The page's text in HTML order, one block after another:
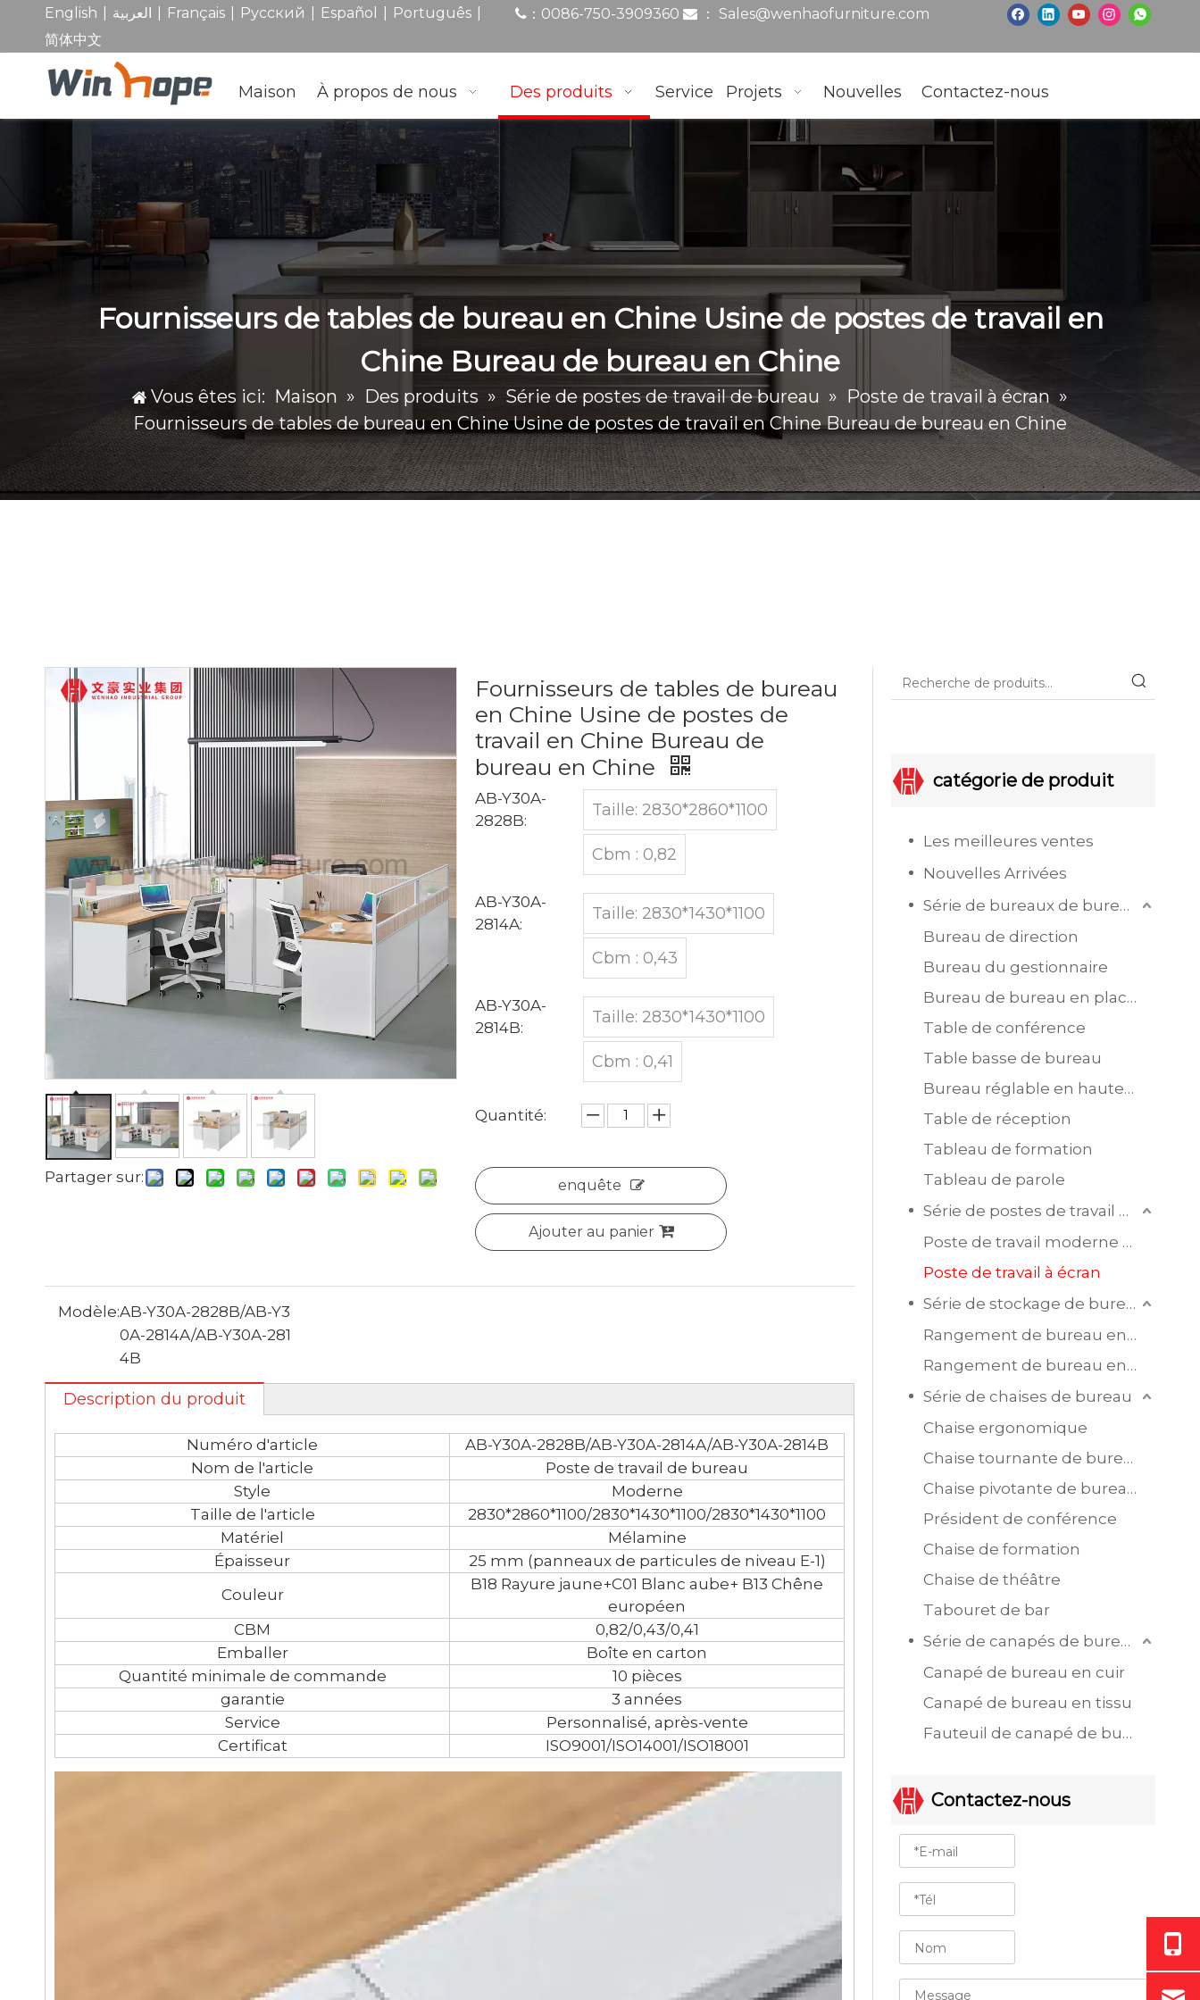
English العربية Français Pусский Español Português
简体中文
： 0086-750-3909360 ： Sales@wenhaofurniture.com
Maison À propos de nous Des produits Service Projets Nouvelles Contactez-nous
Fournisseurs de tables de bureau en Chine Usine de postes de travail en
Chine Bureau de bureau en Chine
Vous êtes ici: Maison » Des produits » Série de postes de travail de bureau » Poste de travail à écran »
Fournisseurs de tables de bureau en Chine Usine de postes de travail en Chine Bureau de bureau en Chine
Partager sur:
Fournisseurs de tables de bureau
en Chine Usine de postes de
travail en Chine Bureau de
bureau en Chine
AB-Y30A-
2828B:
Taille: 2830*2860*1100
Cbm : 0,82
AB-Y30A-
2814A:
Taille: 2830*1430*1100
Cbm : 0,43
AB-Y30A-
2814B:
Taille: 2830*1430*1100
Cbm : 0,41
Quantité:
enquête
Ajouter au panier
Modèle:AB-Y30A-2828B/AB-Y3
0A-2814A/AB-Y30A-281
4B
Description du produit
Numéro d'article
AB-Y30A-2828B/AB-Y30A-2814A/AB-Y30A-2814B
Nom de l'article
Poste de travail de bureau
Style
Moderne
Taille de l'article
2830*2860*1100/2830*1430*1100/2830*1430*1100
Matériel
Mélamine
Épaisseur
25 mm (panneaux de particules de niveau E-1)
Couleur
B18 Rayure jaune+C01 Blanc aube+ B13 Chêne
européen
CBM
0,82/0,43/0,41
Emballer
Boîte en carton
Quantité minimale de commande
10 pièces
garantie
3 années
Service
Personnalisé, après-vente
Certificat
ISO9001/ISO14001/ISO18001
catégorie de produit
Les meilleures ventes
Nouvelles Arrivées
Série de bureaux de bureau
Bureau de direction
Bureau du gestionnaire
Bureau de bureau en placage MDF
Table de conférence
Table basse de bureau
Bureau réglable en hauteur
Table de réception
Tableau de formation
Tableau de parole
Série de postes de travail de bureau
Poste de travail moderne en mélamine
Poste de travail à écran
Série de stockage de bureau
Rangement de bureau en bois
Rangement de bureau en acier
Série de chaises de bureau
Chaise ergonomique
Chaise tournante de bureau en maille
Chaise pivotante de bureau en cuir
Président de conférence
Chaise de formation
Chaise de théâtre
Tabouret de bar
Série de canapés de bureau
Canapé de bureau en cuir
Canapé de bureau en tissu
Fauteuil de canapé de bureau à siège unique
Contactez-nous